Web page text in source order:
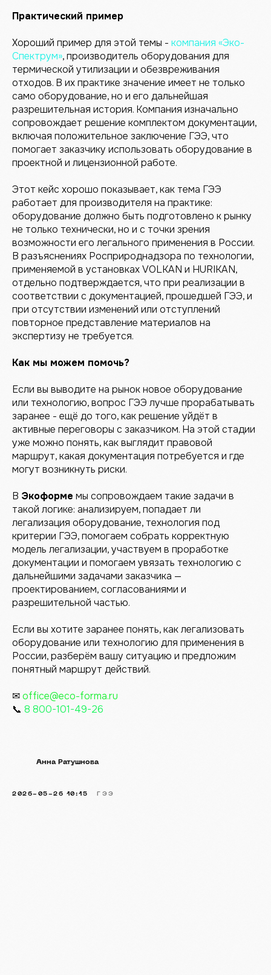
Практический пример
Хороший пример для этой темы - компания «Эко-
Спектрум», производитель оборудования для
термической утилизации и обезвреживания
отходов. В их практике значение имеет не только
само оборудование, но и его дальнейшая
разрешительная история. Компания изначально
сопровождает решение комплектом документации,
включая положительное заключение ГЭЭ, что
помогает заказчику использовать оборудование в
проектной и лицензионной работе.
Этот кейс хорошо показывает, как тема ГЭЭ
работает для производителя на практике:
оборудование должно быть подготовлено к рынку
не только технически, но и с точки зрения
возможности его легального применения в России.
В разъяснениях Росприроднадзора по технологии,
применяемой в установках VOLKAN и HURIKAN,
отдельно подтверждается, что при реализации в
соответствии с документацией, прошедшей ГЭЭ, и
при отсутствии изменений или отступлений
повторное представление материалов на
экспертизу не требуется.
Как мы можем помочь?
Если вы выводите на рынок новое оборудование
или технологию, вопрос ГЭЭ лучше прорабатывать
заранее - ещё до того, как решение уйдёт в
активные переговоры с заказчиком. На этой стадии
уже можно понять, как выглядит правовой
маршрут, какая документация потребуется и где
могут возникнуть риски.
В Экоформе мы сопровождаем такие задачи в
такой логике: анализируем, попадает ли
легализация оборудование, технология под
критерии ГЭЭ, помогаем собрать корректную
модель легализации, участвуем в проработке
документации и помогаем увязать технологию с
дальнейшими задачами заказчика —
проектированием, согласованиями и
разрешительной частью.
Если вы хотите заранее понять, как легализовать
оборудование или технологию для применения в
России, разберём вашу ситуацию и предложим
понятный маршрут действий.
✉office@eco-forma.ru
📞 8 800-101-49-26
Анна Ратушнова
2026-05-26 10:15 ГЭЭ